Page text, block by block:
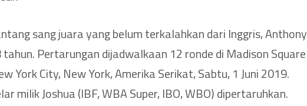
sang juara yang belum terkalahkan dari Inggris, Anthony
tahun. Pertarungan dijadwalkaan 12 ronde di Madison Square
York City, New York, Amerika Serikat, Sabtu, 1 Juni 2019.
milik Joshua (IBF, WBA Super, IBO, WBO) dipertaruhkan.